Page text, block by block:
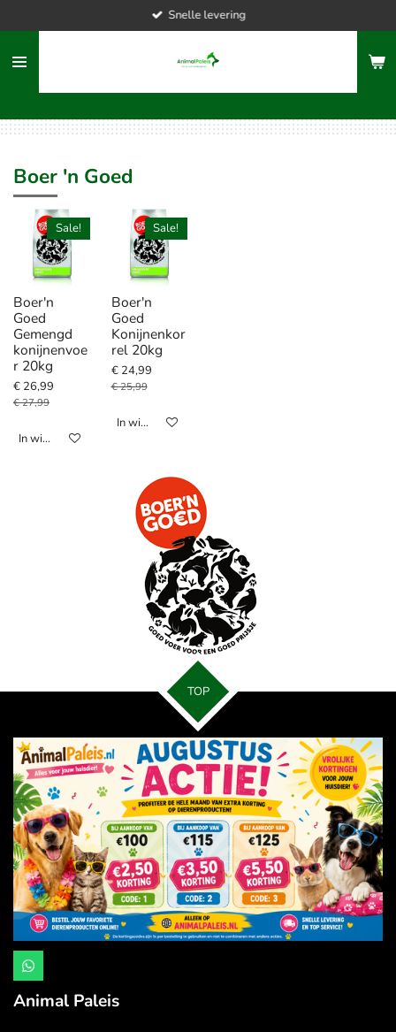
naar
hoofdinhoud
Snelle levering
Boer 'n Goed
Sale!
Boer'n
Goed
Gemengd
konijnenvoe
r 20kg
€ 26,99
€ 27,99
In winkelwagen
Sale!
Boer'n
Goed
Konijnenkor
rel 20kg
€ 24,99
€ 25,99
In winkelwagen
TOP
W
h
a
t
Animal Paleis